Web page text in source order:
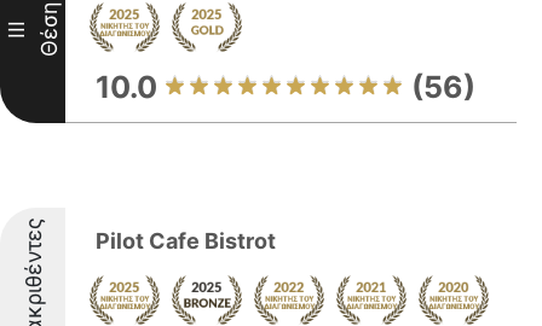
III Θέση
10.0 (56)
Διακριθέντες Pilot Cafe Bistrot